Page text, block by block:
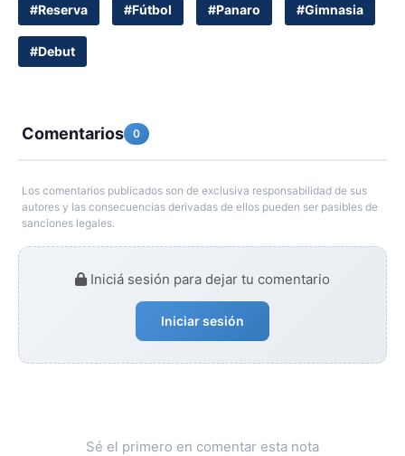
#Reserva #Fútbol #Panaro #Gimnasia
#Debut
Comentarios 0
Los comentarios publicados son de exclusiva responsabilidad de sus
autores y las consecuencias derivadas de ellos pueden ser pasibles de
sanciones legales.
Iniciá sesión para dejar tu comentario
Iniciar sesión
Sé el primero en comentar esta nota